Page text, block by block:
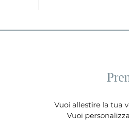
Vuoi allestire la tua
Vuoi